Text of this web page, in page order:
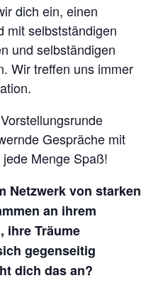
dich ein, einen
mit selbstständigen
und selbständigen
Wir treffen uns immer
Gespräche mit
Menge Spaß!
Netzwerk von starken
an ihrem
ihre Träume
gegenseitig
dich das an?